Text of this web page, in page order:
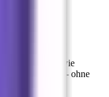
oder nicht wie
vollen Betrag — ohne